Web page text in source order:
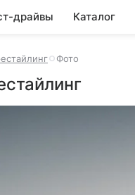
драйвы Каталог
Фото